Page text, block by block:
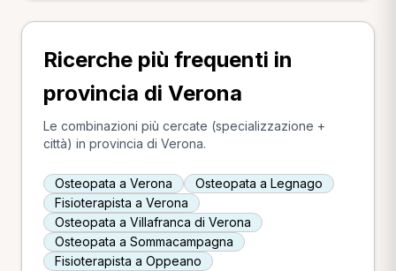
Ricerche più frequenti in
provincia di Verona
Le combinazioni più cercate (specializzazione +
città) in provincia di Verona.
Osteopata a Verona
Osteopata a Legnago
Fisioterapista a Verona
Osteopata a Villafranca di Verona
Osteopata a Sommacampagna
Fisioterapista a Oppeano